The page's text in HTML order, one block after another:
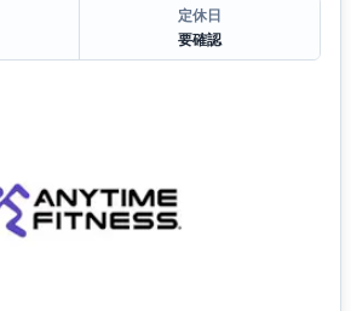
定休日
要確認